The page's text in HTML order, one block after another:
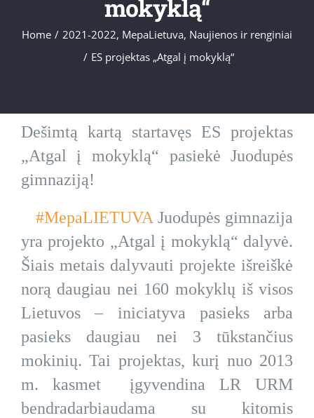
mokyklą“
Home / 2021-2022, MepaLietuva, Naujienos ir renginiai
/ ES projektas „Atgal į mokyklą“
Dešimtą kartą startavęs ES projektas
„Atgal į mokyklą“ pasiekė Juodupės
gimnaziją!
#MepaLIETUVA Juodupės gimnazija
yra projekto „Atgal į mokyklą“ dalyvė.
Šiais metais dalyvauti projekte išreiškė
norą daugiau nei 160 mokyklų iš visos
Lietuvos – iniciatyva pasieks arba
pasieks daugiau nei 3 tūkstančius
mokinių. Tai projektas, kurį nuo 2013
m. kasmet įgyvendina LR URM
bendradarbiaudama su kitomis